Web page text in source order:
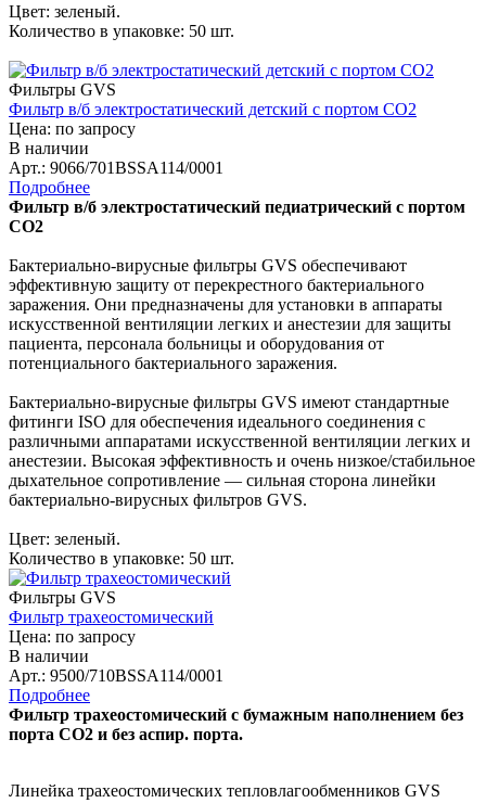
Цвет: зеленый.
Количество в упаковке: 50 шт.
Фильтры GVS
Фильтр в/б электростатический детский с портом СО2
Цена: по запросу
В наличии
Арт.: 9066/701BSSA114/0001
Подробнее
Фильтр в/б электростатический педиатрический с портом
СО2
Бактериально-вирусные фильтры GVS обеспечивают
эффективную защиту от перекрестного бактериального
заражения. Они предназначены для установки в аппараты
искусственной вентиляции легких и анестезии для защиты
пациента, персонала больницы и оборудования от
потенциального бактериального заражения.
Бактериально-вирусные фильтры GVS имеют стандартные
фитинги ISO для обеспечения идеального соединения с
различными аппаратами искусственной вентиляции легких и
анестезии. Высокая эффективность и очень низкое/стабильное
дыхательное сопротивление — сильная сторона линейки
бактериально-вирусных фильтров GVS.
Цвет: зеленый.
Количество в упаковке: 50 шт.
Фильтры GVS
Фильтр трахеостомический
Цена: по запросу
В наличии
Арт.: 9500/710BSSA114/0001
Подробнее
Фильтр трахеостомический с бумажным наполнением без
порта СО2 и без аспир. порта.
Линейка трахеостомических тепловлагообменников GVS